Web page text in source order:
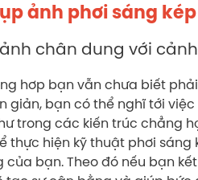
ảnh phơi sáng kép
chân dung với
hơp bạn vẫn chưa biết
giản, bạn có thể nghĩ tới
trong các kiến trúc chẳng
thực hiện kỹ thuật phơi
của bạn. Theo đó nếu bạn